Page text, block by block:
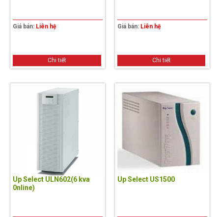
Giá bán: Liên hệ
Chi tiết
Giá bán: Liên hệ
Chi tiết
Up Select ULN602(6 kva
0nline)
Up Select US1500